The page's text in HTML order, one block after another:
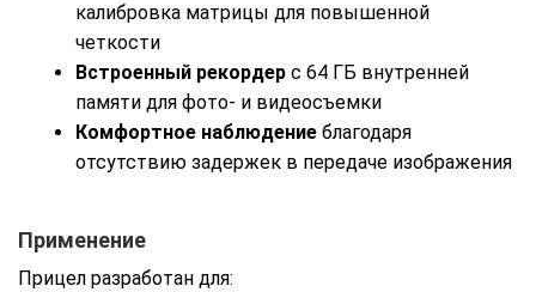
калибровка матрицы для повышенной
четкости
Встроенный рекордер с 64 ГБ внутренней
памяти для фото- и видеосъемки
Комфортное наблюдение благодаря
отсутствию задержек в передаче изображения
Применение
Прицел разработан для: